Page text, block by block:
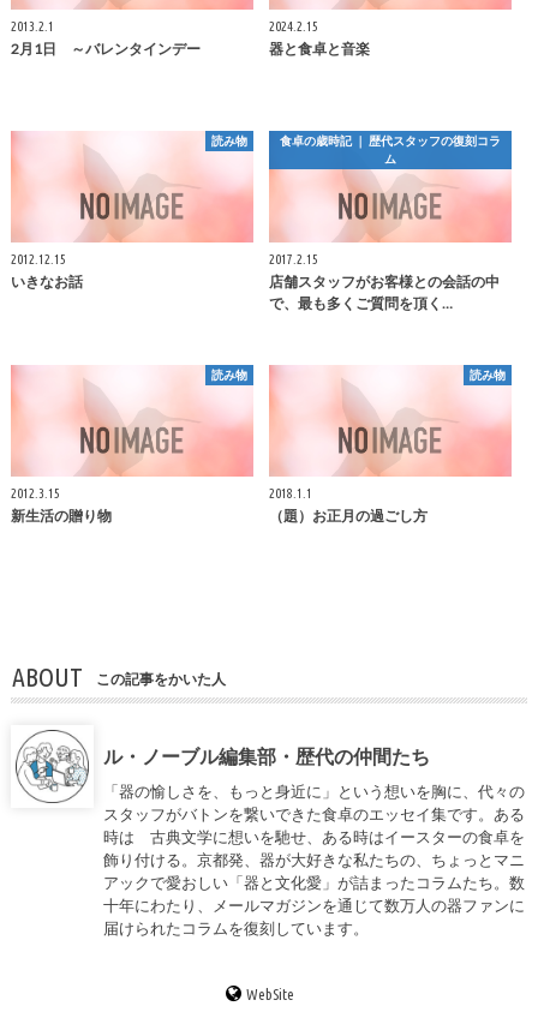
2013.2.1
2月1日 ～バレンタインデー
2024.2.15
器と食卓と音楽
読み物
2012.12.15
いきなお話
食卓の歳時記 ｜ 歴代スタッフの復刻コラ
ム
2017.2.15
店舗スタッフがお客様との会話の中
で、最も多くご質問を頂く…
読み物
2012.3.15
新生活の贈り物
読み物
2018.1.1
（題）お正月の過ごし方
ABOUT この記事をかいた人
ル・ノーブル編集部・歴代の仲間たち
「器の愉しさを、もっと身近に」という想いを胸に、代々の
スタッフがバトンを繋いできた食卓のエッセイ集です。ある
時は 古典文学に想いを馳せ、ある時はイースターの食卓を
飾り付ける。京都発、器が大好きな私たちの、ちょっとマニ
アックで愛おしい「器と文化愛」が詰まったコラムたち。数
十年にわたり、メールマガジンを通じて数万人の器ファンに
届けられたコラムを復刻しています。
WebSite